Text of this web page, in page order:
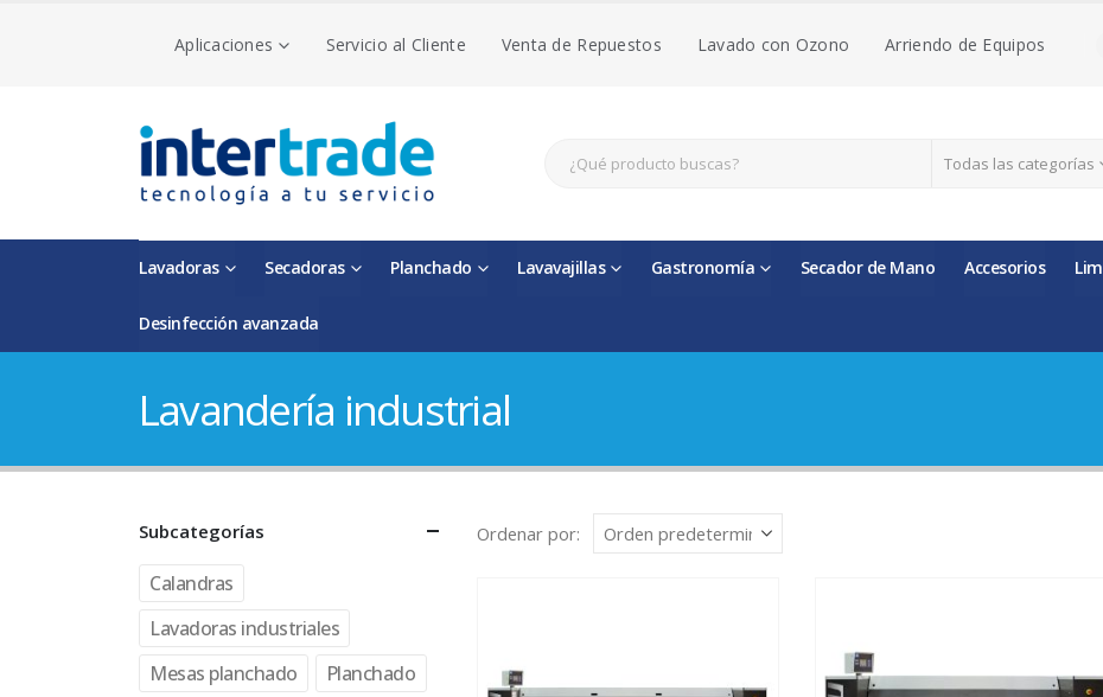
Aplicaciones Servicio al Cliente Venta de Repuestos Lavado con Ozono Arriendo de Equipos
Todas las categorías
Lavadoras Secadoras Planchado Lavavajillas Gastronomía Secador de Mano Accesorios
Desinfección avanzada
Lavandería industrial
Ordenar por:
Subcategorías
Calandras
Lavadoras industriales
Mesas planchado
Planchado